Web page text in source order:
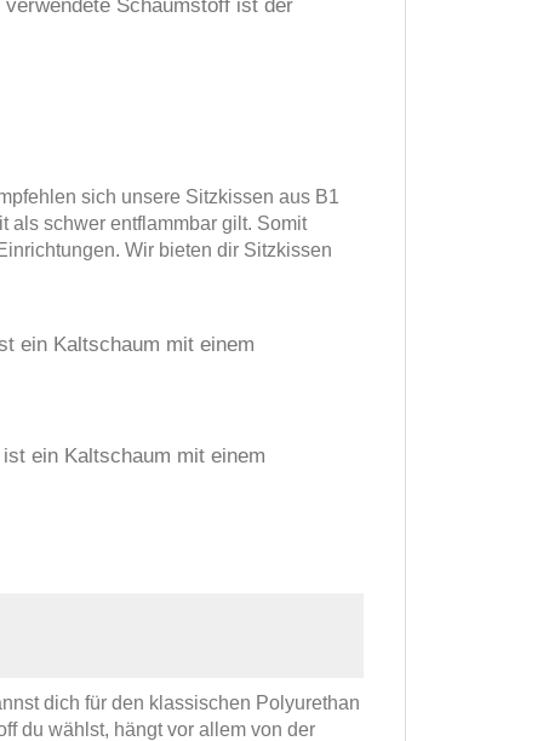
Schaumstoff ist der
sich unsere Sitzkissen aus B1
als schwer entflammbar gilt. Somit
Wir bieten dir Sitzkissen
ein Kaltschaum mit einem
ein Kaltschaum mit einem
dich für den klassischen Polyurethan
du wählst, hängt vor allem von der